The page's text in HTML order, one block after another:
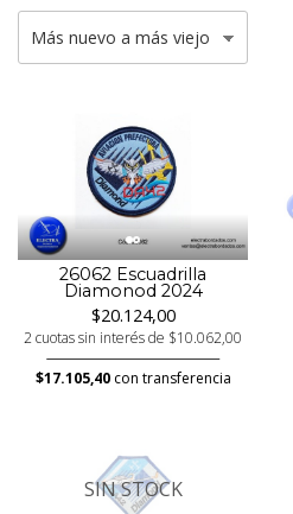
26062 Escuadrilla
Diamonod 2024
$20.124,00
2 cuotas sin interés de $10.062,00
$17.105,40con transferencia
SIN STOCK